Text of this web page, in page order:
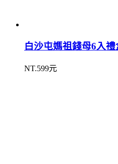
白沙屯媽祖錢母6入
NT.599元